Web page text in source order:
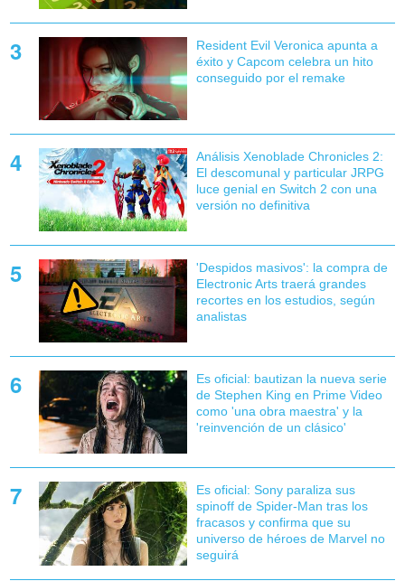
Resident Evil Veronica apunta a
éxito y Capcom celebra un hito
conseguido por el remake
Análisis Xenoblade Chronicles 2:
El descomunal y particular JRPG
luce genial en Switch 2 con una
versión no definitiva
'Despidos masivos': la compra de
Electronic Arts traerá grandes
recortes en los estudios, según
analistas
Es oficial: bautizan la nueva serie
de Stephen King en Prime Video
como 'una obra maestra' y la
'reinvención de un clásico'
Es oficial: Sony paraliza sus
spinoff de Spider-Man tras los
fracasos y confirma que su
universo de héroes de Marvel no
seguirá